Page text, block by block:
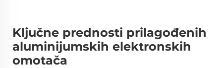
Ključne prednosti prilagođenih
aluminijumskih elektronskih
omotača